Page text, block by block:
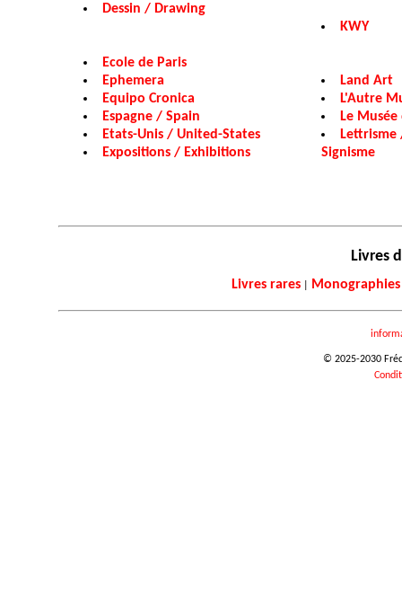
Dessin / Drawing
Ecole de Paris
Ephemera
Equipo Cronica
Espagne / Spain
Etats-Unis / United-States
Expositions / Exhibitions
KWY
Land Art
L'Autre
Le
Signisme
Livres
Livres rares| Monographies
© 2025-2030